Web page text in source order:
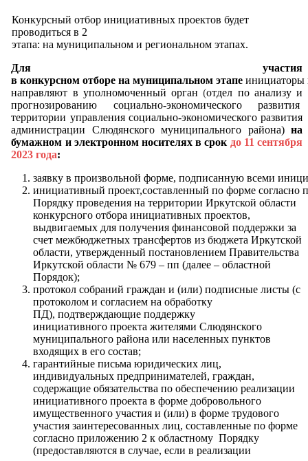
Конкурсный отбор инициативных проектов будет
проводиться в 2
этапа: на муниципальном и региональном этапах.
Для участия
в конкурсном отборе на муниципальном этапеинициаторы
направляют в уполномоченный орган (отдел по анализу и
прогнозированию социально-экономического развития
территории управления социально-экономического развития
администрации Слюдянского муниципального района) на
бумажном и электронном носителях в срок до 11 сентября
2023 года:
заявку в произвольной форме, подписанную всеми
инициативный проект,составленный по форме согласно
Порядку проведения на территории Иркутской области
конкурсного отбора инициативных проектов,
выдвигаемых для получения финансовой поддержки за
счет межбюджетных трансфертов из бюджета Иркутской
области, утвержденный постановлением Правительства
Иркутской области № 679 – пп (далее – областной
Порядок);
протокол собраний граждан и (или) подписные листы (с
протоколом и согласием на обработку
ПД), подтверждающие поддержку
инициативного проекта жителями Слюдянского
муниципального района или населенных пунктов
входящих в его состав;
гарантийные письма юридических лиц,
индивидуальных предпринимателей, граждан,
содержащие обязательства по обеспечению реализации
инициативного проекта в форме добровольного
имущественного участия и (или) в форме трудового
участия заинтересованных лиц, составленные по форме
согласно приложению 2 к областному Порядку
(предоставляются в случае, если в реализации